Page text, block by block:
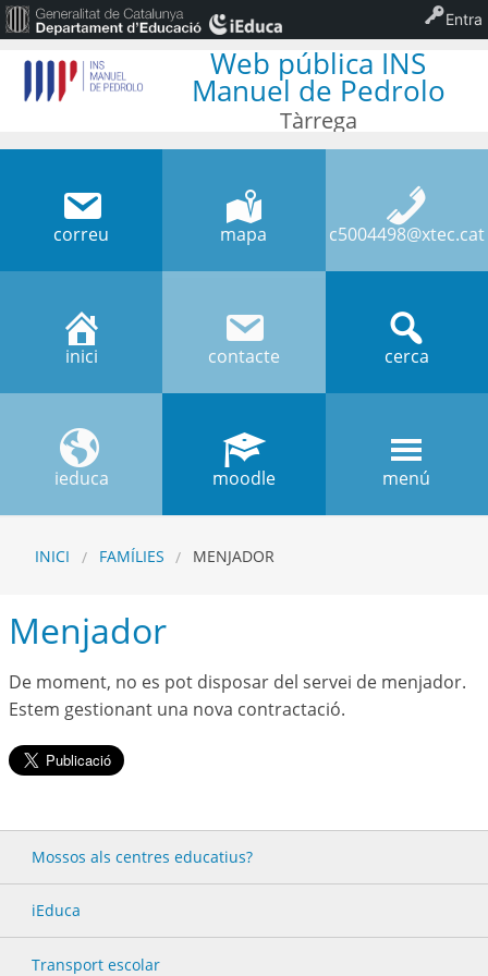
Web pública INS
Manuel de Pedrolo
Tàrrega
correu mapa c5004498@xtec.cat
inici contacte cerca
ieduca moodle menú
INICI FAMÍLIES MENJADOR
Menjador
De moment, no es pot disposar del servei de menjador.
Estem gestionant una nova contractació.
Mossos als centres educatius?
iEduca
Transport escolar
Entra